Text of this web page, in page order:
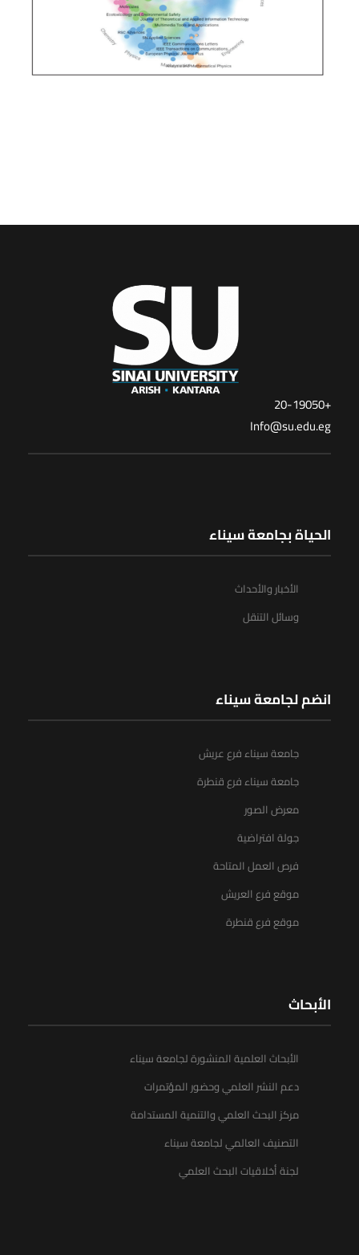
+20-19050
Info@su.edu.eg
الحياة بجامعة سيناء
الأخبار والأحداث
وسائل التنقل
انضم لجامعة سيناء
جامعة سيناء فرع عريش
جامعة سيناء فرع قنطرة
معرض الصور
جولة افتراضية
فرص العمل المتاحة
موقع فرع العريش
موقع فرع قنطرة
الأبحاث
الأبحاث العلمية المنشورة لجامعة سيناء
دعم النشر العلمي وحضور المؤتمرات
مركز البحث العلمي والتنمية المستدامة
التصنيف العالمي لجامعة سيناء
لجنة أخلاقيات البحث العلمي